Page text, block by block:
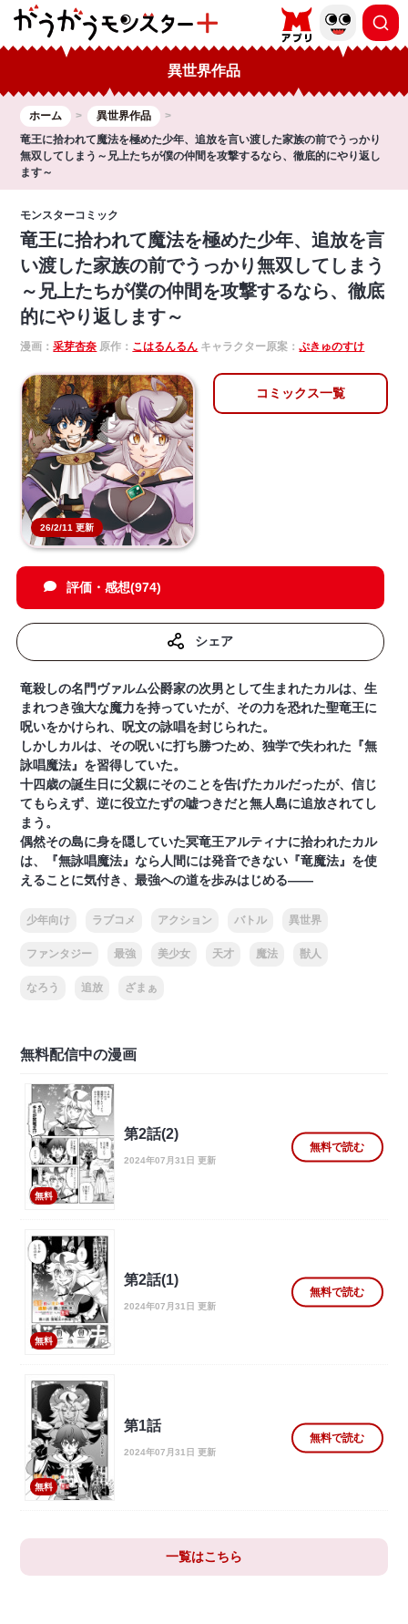
異世界作品
ホーム
異世界作品
竜王に拾われて魔法を極めた少年、追放を言い渡した家族の前でうっかり
無双してしまう～兄上たちが僕の仲間を攻撃するなら、徹底的にやり返し
ます～
モンスターコミック
竜王に拾われて魔法を極めた少年、追放を言
い渡した家族の前でうっかり無双してしまう
～兄上たちが僕の仲間を攻撃するなら、徹底
的にやり返します～
漫画：采芽杏奈 原作： こはるんるん キャラクター原案：ぷきゅのすけ
26/2/11 更新
コミックス一覧
評価・感想(974)
シェア
竜殺しの名門ヴァルム公爵家の次男として生まれたカルは、生
まれつき強大な魔力を持っていたが、その力を恐れた聖竜王に
呪いをかけられ、呪文の詠唱を封じられた。
しかしカルは、その呪いに打ち勝つため、独学で失われた『無
詠唱魔法』を習得していた。
十四歳の誕生日に父親にそのことを告げたカルだったが、信じ
てもらえず、逆に役立たずの嘘つきだと無人島に追放されてし
まう。
偶然その島に身を隠していた冥竜王アルティナに拾われたカル
は、『無詠唱魔法』なら人間には発音できない『竜魔法』を使
えることに気付き、最強への道を歩みはじめる――
少年向け ラブコメ アクション バトル 異世界
ファンタジー 最強 美少女 天才 魔法 獣人
なろう 追放 ざまぁ
無料配信中の漫画
無料
第2話(2)
2024年07月31日 更新
無料で読む
無料
第2話(1)
2024年07月31日 更新
無料で読む
無料
第1話
2024年07月31日 更新
無料で読む
一覧はこちら